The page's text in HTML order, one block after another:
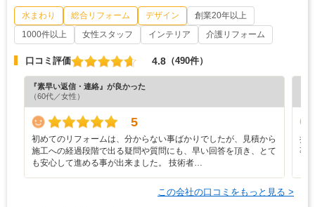
水まわり 総合リフォーム デザイン
創業20年以上
1000件以上
女性スタッフ インテリア 介護リフォーム
口コミ評価 4.8 （490件）
『素早い返信・連絡』が良かった
（60代／女性）
5
初めてのリフォームは、分からない事ばかりでしたが、見積から
施工への経過段階で出る疑問や質問にも、早い回答を頂き、とて
も安心して進める事が出来ました。 技術者…
担
事
この会社の口コミをもっと見る >